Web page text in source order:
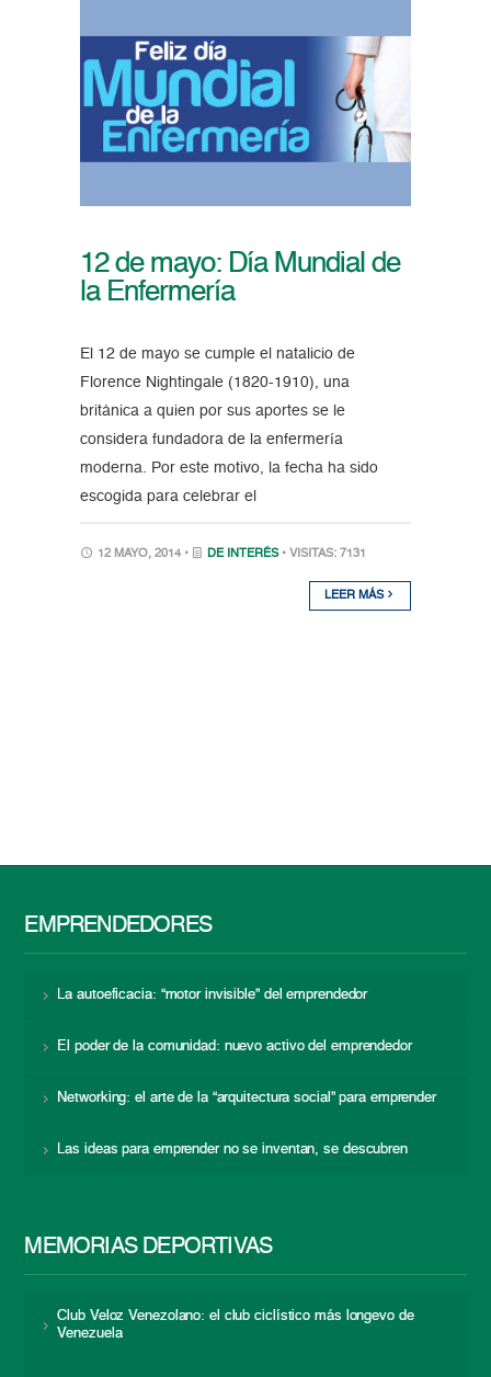
12 de mayo: Día Mundial de
la Enfermería
El 12 de mayo se cumple el natalicio de
Florence Nightingale (1820-1910), una
británica a quien por sus aportes se le
considera fundadora de la enfermería
moderna. Por este motivo, la fecha ha sido
escogida para celebrar el
12 MAYO, 2014 • DE INTERÉS • VISITAS: 7131
LEER MÁS
EMPRENDEDORES
La autoeficacia: “motor invisible” del emprendedor
El poder de la comunidad: nuevo activo del emprendedor
Networking: el arte de la “arquitectura social” para emprender
Las ideas para emprender no se inventan, se descubren
MEMORIAS DEPORTIVAS
Club Veloz Venezolano: el club ciclístico más longevo de
Venezuela